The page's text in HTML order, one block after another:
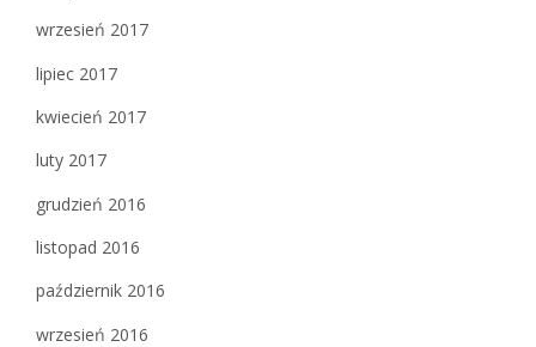
wrzesień 2017
lipiec 2017
kwiecień 2017
luty 2017
grudzień 2016
listopad 2016
październik 2016
wrzesień 2016